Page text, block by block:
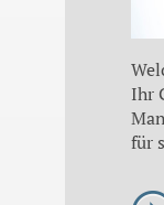
Ihr
für